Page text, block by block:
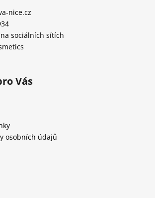
nice.cz
sociálních sítích
Vás
osobních údajů